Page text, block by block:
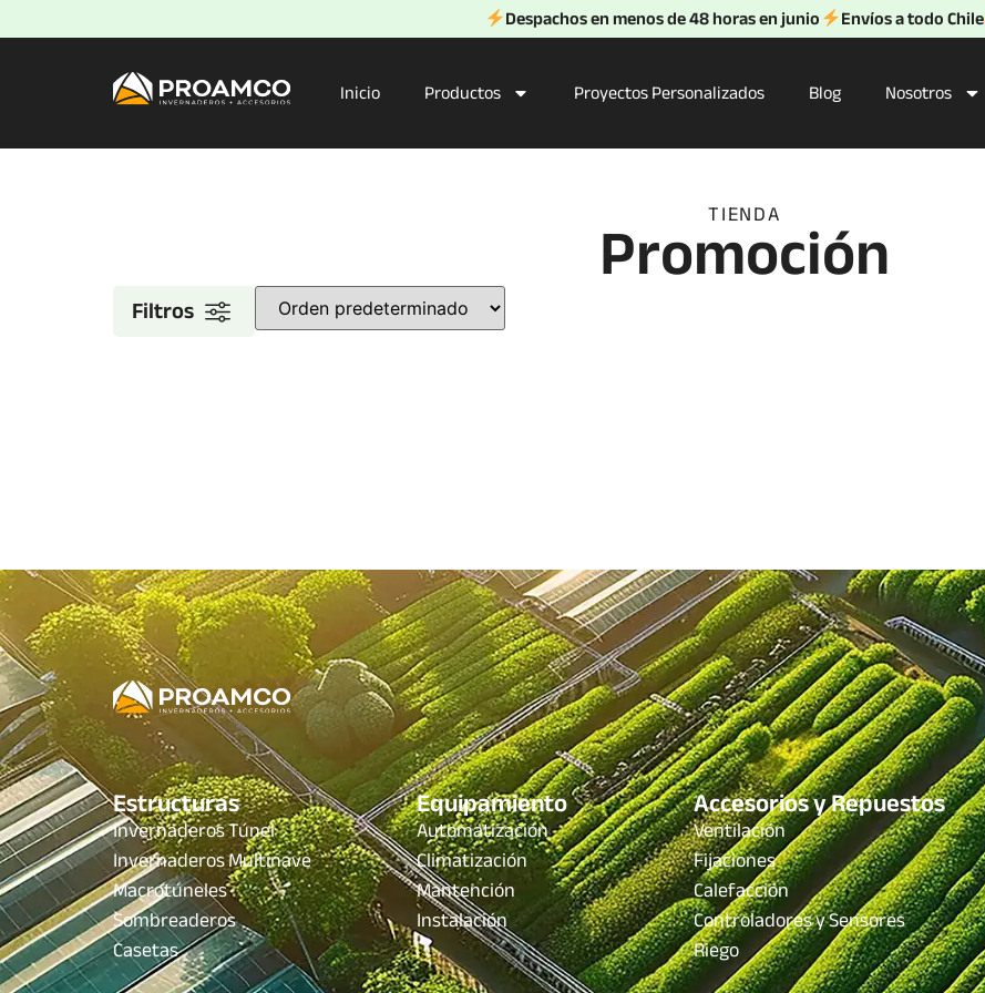
Despachos en menos de 48 horas en junio Envíos a todo Chile
Inicio Productos Proyectos Personalizados Blog Nosotros
TIENDA
Promoción
Filtros
Estructuras
Invernaderos Túnel
Invernaderos Multinave
Macrotúneles
Sombreaderos
Casetas
Equipamiento
Automatización
Climatización
Mantención
Instalación
Accesorios y Repuestos
Ventilación
Fijaciones
Calefacción
Controladores y Sensores
Riego